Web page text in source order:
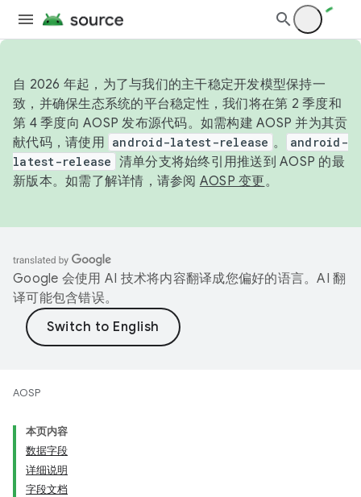
自 2026 年起，为了与我们的主干稳定开发模型保持一
致，并确保生态系统的平台稳定性，我们将在第 2 季度和
第 4 季度向 AOSP 发布源代码。如需构建 AOSP 并为其贡
献代码，请使用 android-latest-release 。
android-
latest-release 清单分支将始终引用推送到 AOSP 的最
新版本。如需了解详情，请参阅 AOSP 变更。
Google 会使用 AI 技术将内容翻译成您偏好的语言。AI 翻
译可能包含错误。
AOSP
本页内容
数据字段
详细说明
字段文档